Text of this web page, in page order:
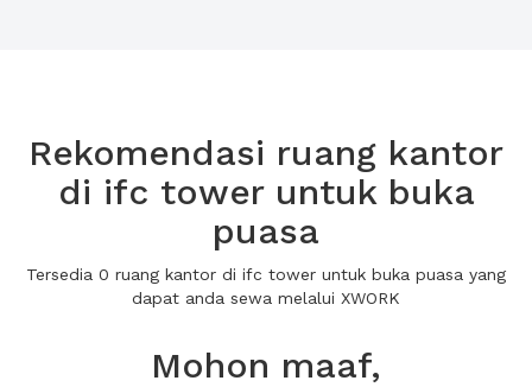
Rekomendasi ruang kantor
di ifc tower untuk buka
puasa
Tersedia 0 ruang kantor di ifc tower untuk buka puasa yang
dapat anda sewa melalui XWORK
Mohon maaf,